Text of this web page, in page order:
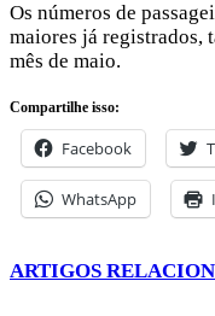
Os números de
maiores já registrados,
mês de maio.
Compartilhe isso:
Facebook
WhatsApp
ARTIGOS